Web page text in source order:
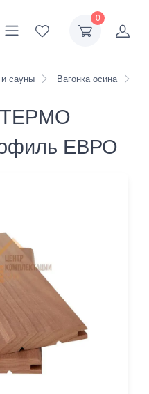
0
и сауны Вагонка осина
ТЕРМО
ЕВРО